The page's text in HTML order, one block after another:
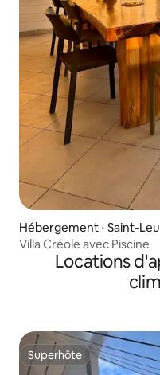
Hébergement ⋅ Saint-Leu
Villa Créole avec Piscine
Locations
Superhôte
Superhôte